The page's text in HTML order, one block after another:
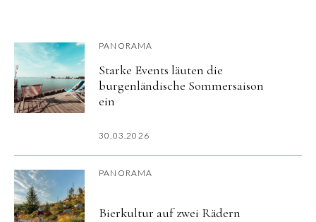
PANORAMA
Starke Events läuten die
burgenländische Sommersaison
ein
30.03.2026
PANORAMA
Bierkultur auf zwei Rädern